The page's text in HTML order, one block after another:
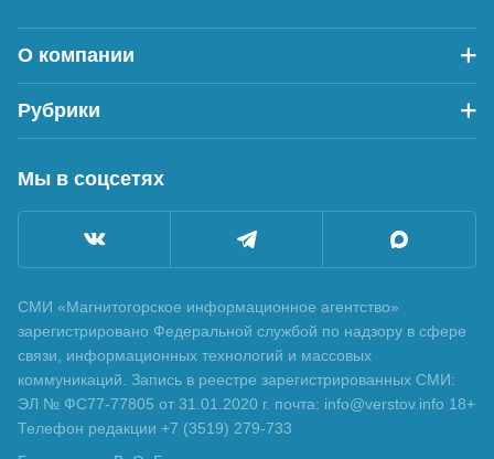
О компании
Рубрики
Мы в соцсетях
СМИ «Магнитогорское информационное агентство»
зарегистрировано Федеральной службой по надзору в сфере
связи, информационных технологий и массовых
коммуникаций. Запись в реестре зарегистрированных СМИ:
ЭЛ № ФС77-77805 от 31.01.2020 г. почта: info@verstov.info 18+
Телефон редакции +7 (3519) 279-733